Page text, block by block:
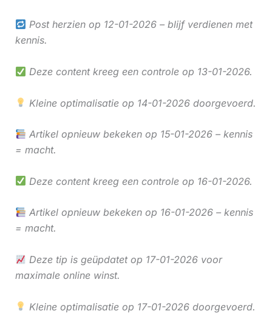
Post herzien op 12-01-2026 – blijf verdienen met
kennis.
Deze content kreeg een controle op 13-01-2026.
Kleine optimalisatie op 14-01-2026 doorgevoerd.
Artikel opnieuw bekeken op 15-01-2026 – kennis
= macht.
Deze content kreeg een controle op 16-01-2026.
Artikel opnieuw bekeken op 16-01-2026 – kennis
= macht.
Deze tip is geüpdatet op 17-01-2026 voor
maximale online winst.
Kleine optimalisatie op 17-01-2026 doorgevoerd.